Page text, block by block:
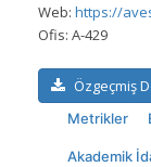
Web: https://
Ofis: A-429
Özgeçmiş
Metrikler
Akademik